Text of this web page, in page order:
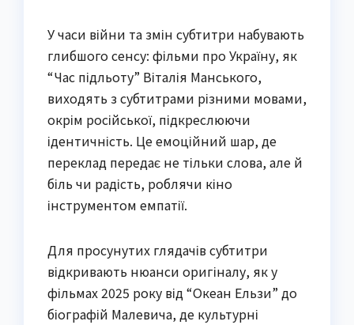
У часи війни та змін субтитри набувають
глибшого сенсу: фільми про Україну, як
“Час підльоту” Віталія Манського,
виходять з субтитрами різними мовами,
окрім російської, підкреслюючи
ідентичність. Це емоційний шар, де
переклад передає не тільки слова, але й
біль чи радість, роблячи кіно
інструментом емпатії.
Для просунутих глядачів субтитри
відкривають нюанси оригіналу, як у
фільмах 2025 року від “Океан Ельзи” до
біографій Малевича, де культурні